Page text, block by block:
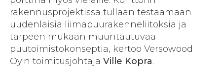
rakennusprojektissa tullaan testaamaan
uudenlaisia liimapuurakenneliitoksia ja
tarpeen mukaan muuntautuvaa
puutoimistokonseptia, kertoo Versowood
Oy:n toimitusjohtaja Ville Kopra.